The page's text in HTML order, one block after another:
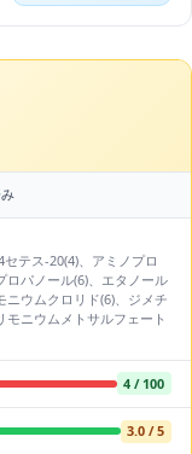
セテス-20(4)、アミノプロ
ロパノール(6)、エタノール
ニウムクロリド(6)、ジメチ
モニウムメトサルフェート
4 / 100
3.0 / 5